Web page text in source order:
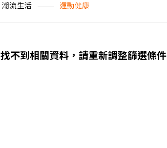
潮流生活 運動健康
找不到相關資料，請重新調整篩選條件